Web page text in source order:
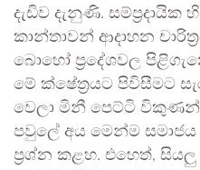
දැඩිව දැනුණි. සම්ප්‍රදායික
කාන්තාවන් ආදාහන
බොහෝ ප්‍රදේශවල
මේ ක්ෂේත්‍රයට පිවිසීමට
වෙලා මිනී පෙට්ටි
පවුලේ අය මෙන්ම
ප්‍රශ්න කළහ. එහෙත්, සියලු